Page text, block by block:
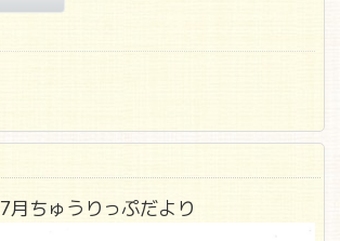
7月ちゅうりっぷだより